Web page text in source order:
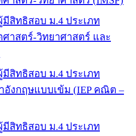
สิทธิสอบ ม.4 ประเภท
าสตร์-วิทยาศาสตร์ และ
สิทธิสอบ ม.4 ประเภท
อังกฤษแบบเข้ม (IEP คณิต –
สิทธิสอบ ม.4 ประเภท